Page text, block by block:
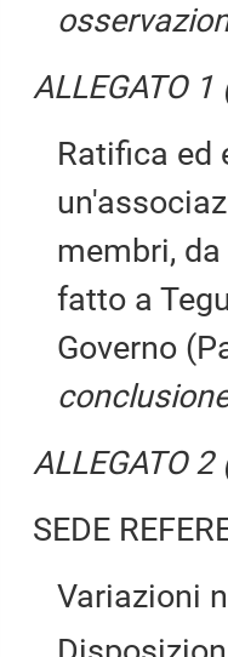
ALLEGATO
Ratifica ed
membri,
fatto a
Governo
ALLEGATO
SEDE
Variazioni